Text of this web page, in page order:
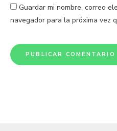
Guardar mi nombre, correo
navegador para la próxima vez